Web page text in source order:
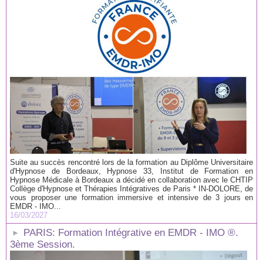
Suite au succès rencontré lors de la formation au Diplôme Universitaire
d'Hypnose de Bordeaux, Hypnose 33, Institut de Formation en
Hypnose Médicale à Bordeaux a décidé en collaboration avec le CHTIP
Collège d'Hypnose et Thérapies Intégratives de Paris * IN-DOLORE, de
vous proposer une formation immersive et intensive de 3 jours en
EMDR - IMO...
16/03/2027
PARIS: Formation Intégrative en EMDR - IMO ®.
3ème Session.